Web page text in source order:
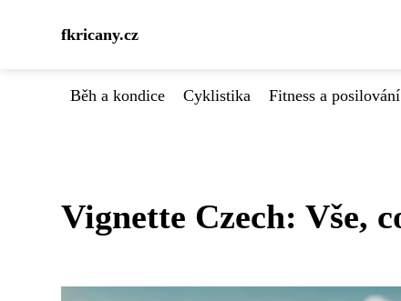
fkricany.cz
Běh a kondice Cyklistika Fitness a posilování
Vignette Czech: Vše,